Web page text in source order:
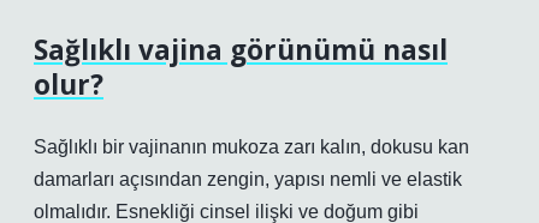
Sağlıklı vajina görünümü nasıl
olur?
Sağlıklı bir vajinanın mukoza zarı kalın, dokusu kan
damarları açısından zengin, yapısı nemli ve elastik
olmalıdır. Esnekliği cinsel ilişki ve doğum gibi